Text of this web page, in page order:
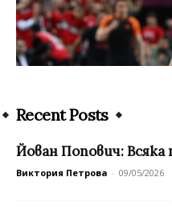
Recent Posts
Йован Попович: Всяка
Виктория Петрова - 09/05/2026